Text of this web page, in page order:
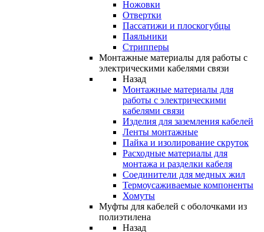
Ножовки
Отвертки
Пассатижи и плоскогубцы
Паяльники
Стрипперы
Монтажные материалы для работы с
электрическими кабелями связи
Назад
Монтажные материалы для
работы с электрическими
кабелями связи
Изделия для заземления кабелей
Ленты монтажные
Пайка и изолирование скруток
Расходные материалы для
монтажа и разделки кабеля
Соединители для медных жил
Термоусаживаемые компоненты
Хомуты
Муфты для кабелей с оболочками из
полиэтилена
Назад